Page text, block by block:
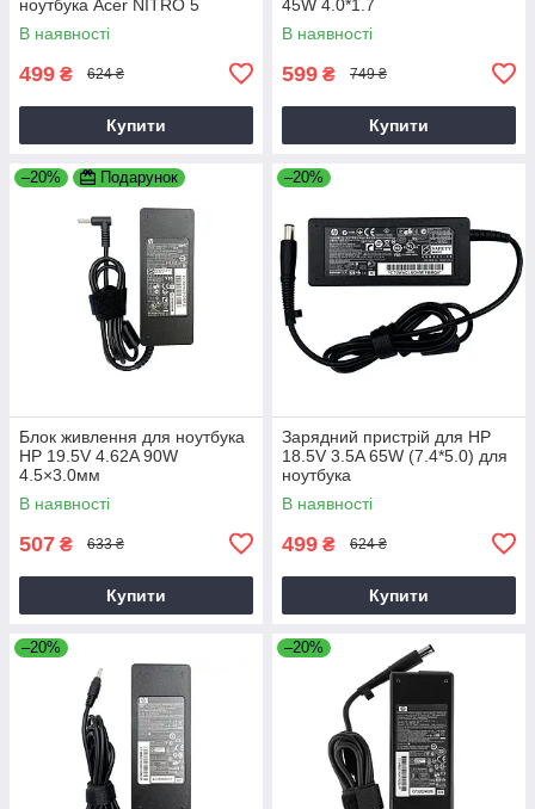
ноутбука Acer NITRO 5
AN515-31 65
В наявності
499 ₴ 624 ₴
Купити
45W 4.0*1.7
В наявності
599 ₴ 749 ₴
Купити
–20% Подарунок
Блок живлення для ноутбука
HP 19.5V 4.62A 90W
4.5×3.0мм
В наявності
507 ₴ 633 ₴
Купити
–20%
Зарядний пристрій для HP
18.5V 3.5A 65W (7.4*5.0) для
ноутбука
В наявності
499 ₴ 624 ₴
Купити
–20% –20%